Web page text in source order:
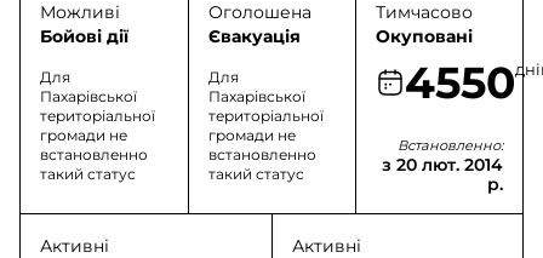
Можливі
Бойові дії
Для
Пахарівської
територіальної
громади не
встановленно
такий статус
Оголошена
Євакуація
Для
Пахарівської
територіальної
громади не
встановленно
такий статус
Тимчасово
Окуповані
4550
Встановленно:
з 20 лют. 2014
р.
Активні
Активні